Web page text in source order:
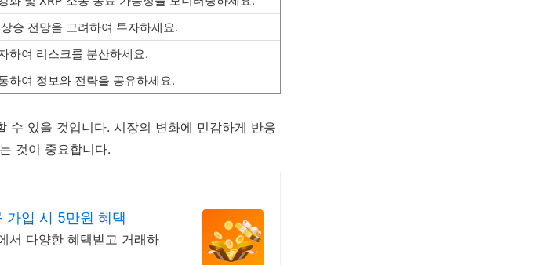
승 전망을 고려하여 투자하세요.
하여 리스크를 분산하세요.
하여 정보와 전략을 공유하세요.
수 있을 것입니다. 시장의 변화에 민감하게 반응
것이 중요합니다.
가입 시 5만원 혜택
서 다양한 혜택받고 거래하